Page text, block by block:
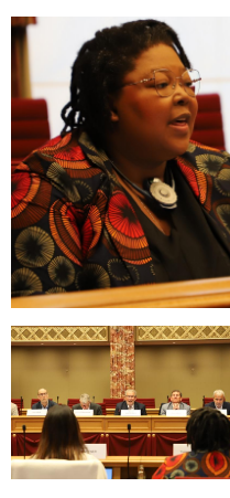
Open image in gallery
Open image in gallery